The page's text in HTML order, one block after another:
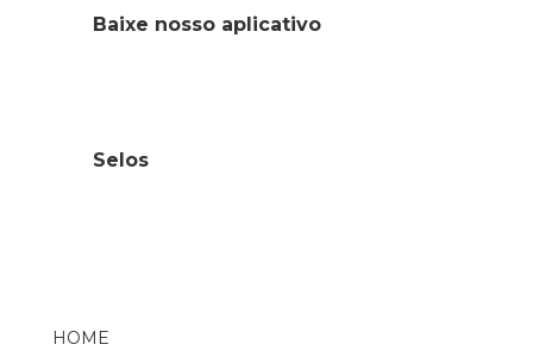
HOME
Baixe nosso aplicativo
Selos